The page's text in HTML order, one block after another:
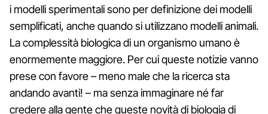
i modelli sperimentali sono per definizione dei modelli
semplificati, anche quando si utilizzano modelli animali.
La complessità biologica di un organismo umano è
enormemente maggiore. Per cui queste notizie vanno
prese con favore – meno male che la ricerca sta
andando avanti! – ma senza immaginare né far
credere alla gente che queste novità di biologia di